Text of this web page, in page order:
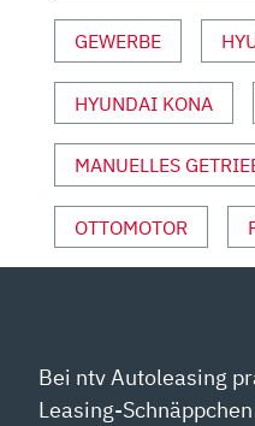
MIT
PETER
FISCHER“
VON
ANZEIGEN
GEWERBE
HYUNDAI KONA
MANUELLES
OTTOMOTOR
Bei ntv Autoleasing
Leasing-